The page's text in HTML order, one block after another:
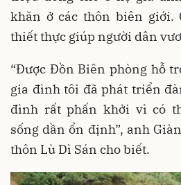
khăn ở các thôn biên giới.
thiết thực giúp người dân
“Được Đồn Biên phòng hỗ
gia đình tôi đã phát triển
đình rất phấn khởi vì có
sống dần ổn định”, anh
thôn Lù Dì Sán cho biết.